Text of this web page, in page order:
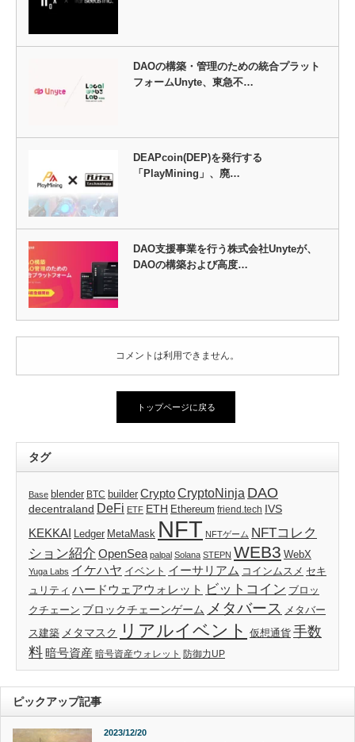
DAOの構築・管理のための統合プラット
フォームUnyte、東急不…
DEAPcoin(DEP)を発行する
「PlayMining」、廃…
DAO支援事業を行う株式会社Unyteが、
DAOの構築および高度…
コメントは利用できません。
トップページに戻る
タグ
Base blender BTC builder CryptoCryptoNinja DAO
decentraland DeFi ETF ETH Ethereum friend.tech IVS
KEKKAI
Ledger MetaMask NFT NFTゲーム NFTコレク
ション紹介 OpenSea palpal Solana STEPN WEB3 WebX
Yuga Labs イケハヤ イベント イーサリアム コインムスメ セキ
ュリティ ハードウェアウォレット ビットコイン ブロッ
クチェーン ブロックチェーンゲーム メタバース メタバー
ス建築 メタマスク リアルイベント 仮想通貨 手数
料暗号資産 暗号資産ウォレット 防御力UP
ピックアップ記事
2023/12/20